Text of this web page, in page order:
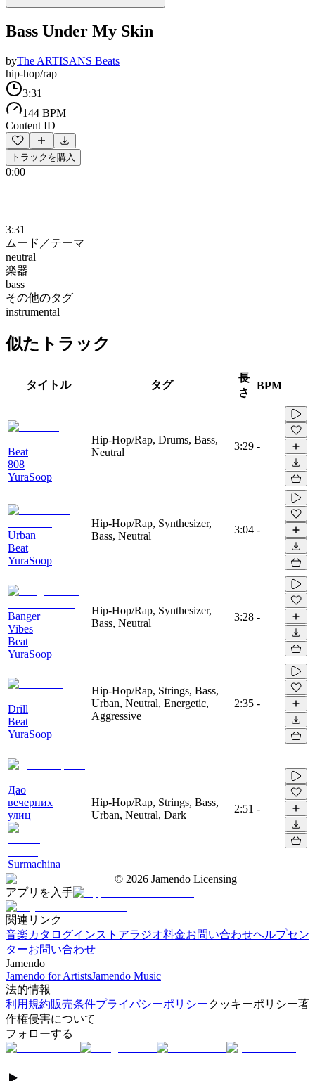
Bass Under My Skin
byThe ARTISANS Beats
hip-hop/rap
3:31
144 BPM
Content ID
トラックを購入
0:00
3:31
ムード／テーマ
neutral
楽器
bass
その他のタグ
instrumental
似たトラック
タイトル タグ
長
さ
BPM
Beat
808
YuraSoop
Hip-Hop/Rap, Drums, Bass,
Neutral
3:29 -
Urban
Beat
YuraSoop
Hip-Hop/Rap, Synthesizer,
Bass, Neutral
3:04 -
Banger
Vibes
Beat
YuraSoop
Hip-Hop/Rap, Synthesizer,
Bass, Neutral
3:28 -
Drill
Beat
YuraSoop
Hip-Hop/Rap, Strings, Bass,
Urban, Neutral, Energetic,
Aggressive
2:35 -
Дао
вечерних
улиц
Surmachina
Hip-Hop/Rap, Strings, Bass,
Urban, Neutral, Dark
2:51 -
© 2026 Jamendo Licensing
アプリを入手
関連リンク
音楽カタログインストアラジオ料金お問い合わせヘルプセン
ターお問い合わせ
Jamendo
Jamendo for ArtistsJamendo Music
法的情報
利用規約販売条件プライバシーポリシークッキーポリシー著
作権侵害について
フォローする